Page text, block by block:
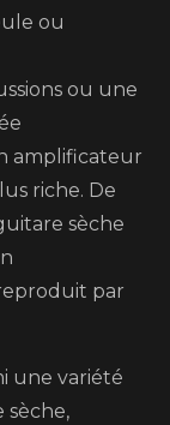
ou
ou une
amplificateur
riche. De
sèche
par
une variété